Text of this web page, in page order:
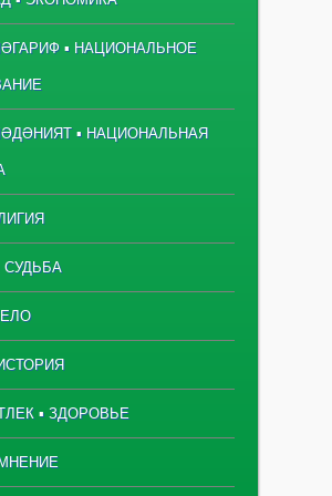
▪ НАЦИОНАЛЬНОЕ
▪ НАЦИОНАЛЬНАЯ
▪ ЗДОРОВЬЕ